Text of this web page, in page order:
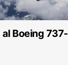
Boeing 737-